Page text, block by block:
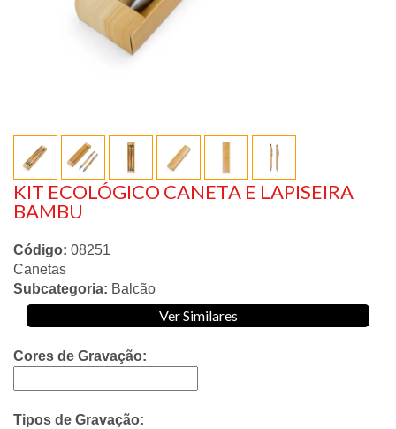
KIT ECOLÓGICO CANETA E LAPISEIRA
BAMBU
Código: 08251
Canetas
Subcategoria: Balcão
Ver Similares
Cores de Gravação:
Tipos de Gravação: